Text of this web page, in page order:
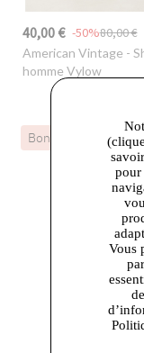
40,00 € 80,00 €
-50%
American Vintage -
homme Vylow
Bon plan
pour
Vous